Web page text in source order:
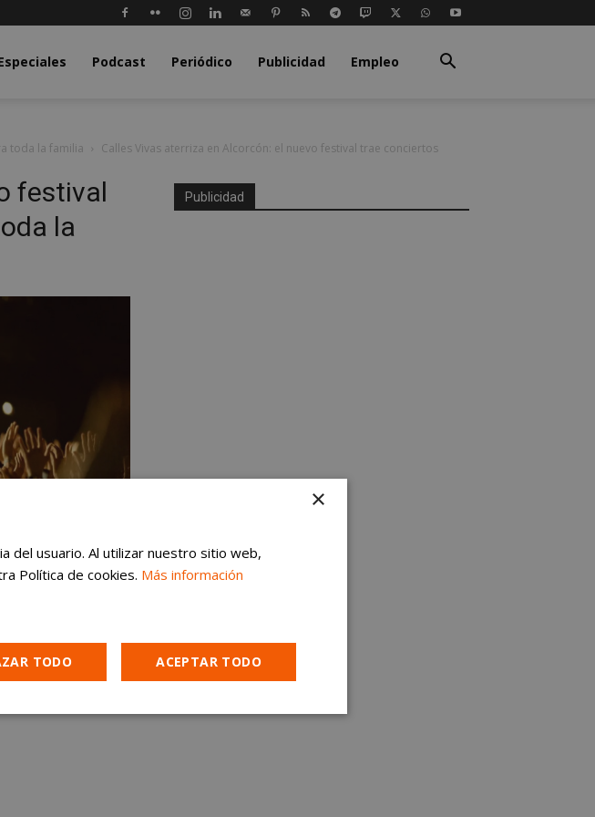
Podcast Periódico Publicidad Empleo
toda la familia
Calles Vivas aterriza en Alcorcón: el nuevo festival trae conciertos
festival
la
Publicidad
×
del usuario. Al utilizar nuestro sitio web,
Política de cookies. Más información
ACEPTAR TODO
TODO
Cookies de
Cookies no